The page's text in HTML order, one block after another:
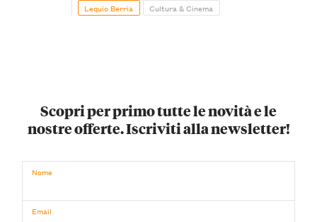
Lequio Berria Cultura & Cinema
Scopri per primo tutte le novità e le
nostre offerte. Iscriviti alla newsletter!
Nome
Email